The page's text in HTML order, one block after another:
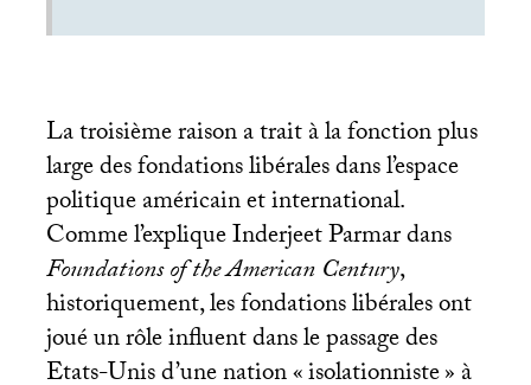
La troisième raison a trait à la fonction plus
large des fondations libérales dans l’espace
politique américain et international.
Comme l’explique Inderjeet Parmar dans
Foundations of the American Century,
historiquement, les fondations libérales ont
joué un rôle influent dans le passage des
Etats-Unis d’une nation «isolationniste» à